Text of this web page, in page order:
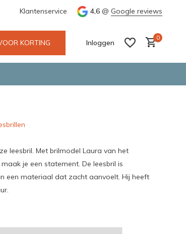
Groene en snelle bezorging door o.a. Fietskoerier en
Klantenservice 4,6 @ Google reviews
KORTING Inloggen
0
leesbril. Met brilmodel Laura van het
je een statement. De leesbril is
een materiaal dat zacht aanvoelt. Hij heeft